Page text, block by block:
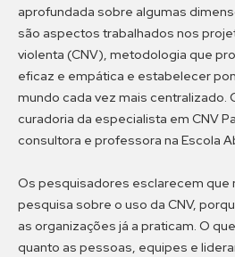
aprofundada sobre algumas
são aspectos trabalhados nos
violenta (CNV), metodologia que
eficaz e empática e estabelecer
mundo cada vez mais centralizado.
curadoria da especialista em CNV
consultora e professora na Escola
Os pesquisadores esclarecem que
pesquisa sobre o uso da CNV,
as organizações já a praticam. O
quanto as pessoas, equipes e